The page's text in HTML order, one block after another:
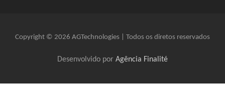
Copyright © 2026 AGTechnologies | Todos os diretos reservados
Desenvolvido por Agência Finalité